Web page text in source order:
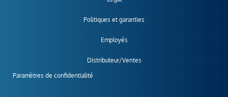
Politiques et garanties
Employés
Distributeur/Ventes
Paramètres de confidentialité